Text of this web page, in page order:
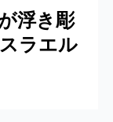
浮き彫
ラエル